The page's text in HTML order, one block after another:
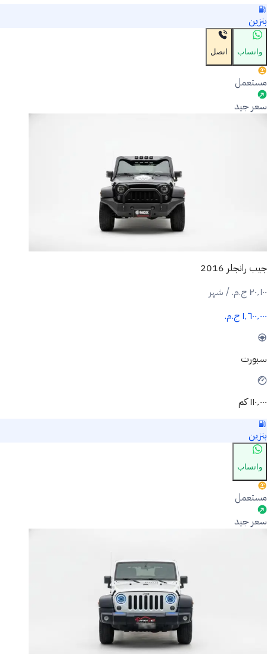
بنزين
واتساب اتصل
مستعمل
سعر جيد
جيب رانجلر 2016
٢٠٬١٠٠ ج.م.‏ / شهر
١٬٦٠٠٬٠٠٠ ج.م.‏
سبورت
١١٠٬٠٠٠ كم
بنزين
واتساب
مستعمل
سعر جيد